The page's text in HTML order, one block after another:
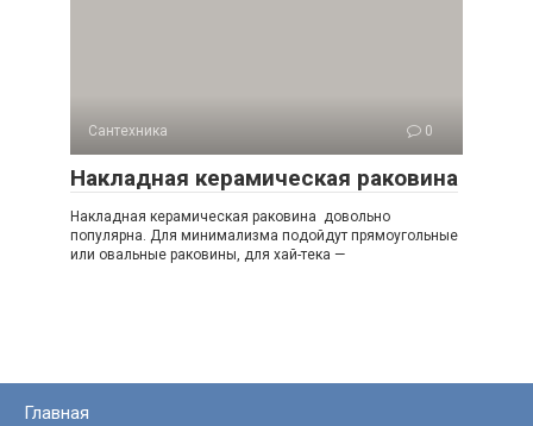
Сантехника 0
Накладная керамическая раковина
Накладная керамическая раковина довольно
популярна. Для минимализма подойдут прямоугольные
или овальные раковины, для хай-тека —
Главная